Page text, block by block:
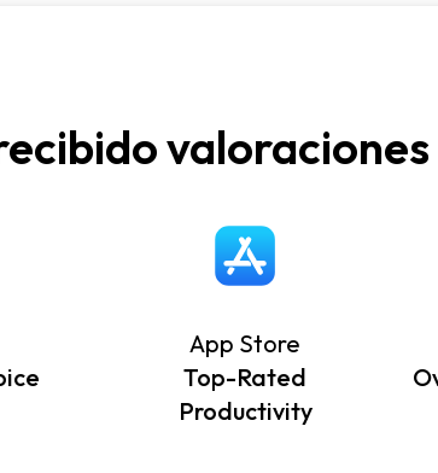
App Store
Top-Rated
Productivity